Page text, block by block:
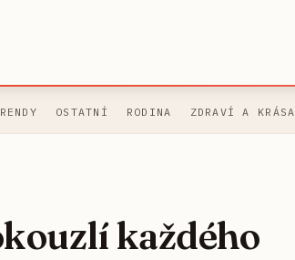
OSTATNÍ RODINA ZDRAVÍ A KRÁSA
každého